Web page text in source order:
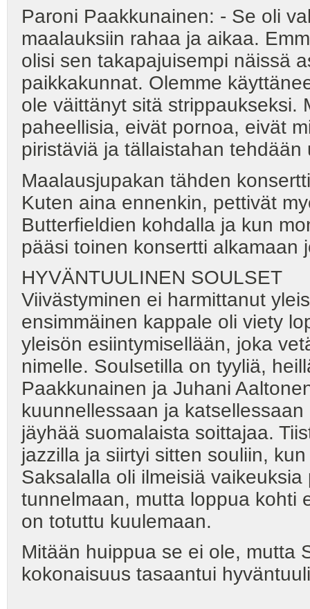
Paroni Paakkunainen: - Se oli
maalauksiin rahaa ja aikaa.
olisi sen takapajuisempi näissä
paikkakunnat. Olemme
ole väittänyt sitä strippaukseksi.
paheellisia, eivät pornoa, eivät
piristäviä ja tällaistahan
Maalausjupakan tähden
Kuten aina ennenkin, pettivät
Butterfieldien kohdalla ja kun
pääsi toinen konsertti alkamaan
HYVÄNTUULINEN SOULSET
Viivästyminen ei harmittanut
ensimmäinen kappale oli viety
yleisön esiintymisellään, joka
nimelle. Soulsetilla on tyyliä,
Paakkunainen ja Juhani
kuunnellessaan ja
jäyhää suomalaista soittajaa.
jazzilla ja siirtyi sitten souliin,
Saksalalla oli ilmeisiä
tunnelmaan, mutta loppua kohti
on totuttu kuulemaan.
Mitään huippua se ei ole, mutta
kokonaisuus tasaantui